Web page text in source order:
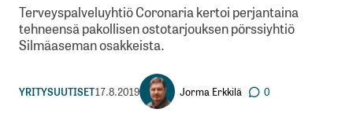
Terveyspalveluyhtiö Coronaria kertoi perjantaina
tehneensä pakollisen ostotarjouksen pörssiyhtiö
Silmäaseman osakkeista.
YRITYSUUTISET17.8.2019 Jorma Erkkilä 0